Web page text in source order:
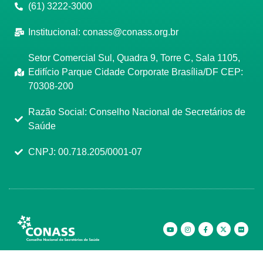
(61) 3222-3000
Institucional: conass@conass.org.br
Setor Comercial Sul, Quadra 9, Torre C, Sala 1105,
Edifício Parque Cidade Corporate Brasília/DF CEP:
70308-200
Razão Social: Conselho Nacional de Secretários de
Saúde
CNPJ: 00.718.205/0001-07